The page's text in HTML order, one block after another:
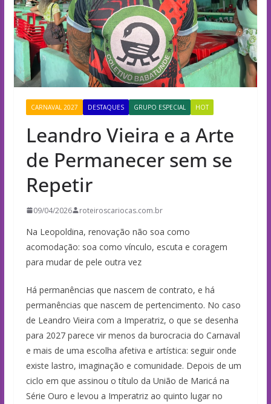
CARNAVAL 2027 DESTAQUES GRUPO ESPECIAL HOT
Leandro Vieira e a Arte
de Permanecer sem se
Repetir
09/04/2026 roteiroscariocas.com.br
Na Leopoldina, renovação não soa como
acomodação: soa como vínculo, escuta e coragem
para mudar de pele outra vez
Há permanências que nascem de contrato, e há
permanências que nascem de pertencimento. No caso
de Leandro Vieira com a Imperatriz, o que se desenha
para 2027 parece vir menos da burocracia do Carnaval
e mais de uma escolha afetiva e artística: seguir onde
existe lastro, imaginação e comunidade. Depois de um
ciclo em que assinou o título da União de Maricá na
Série Ouro e levou a Imperatriz ao quinto lugar no